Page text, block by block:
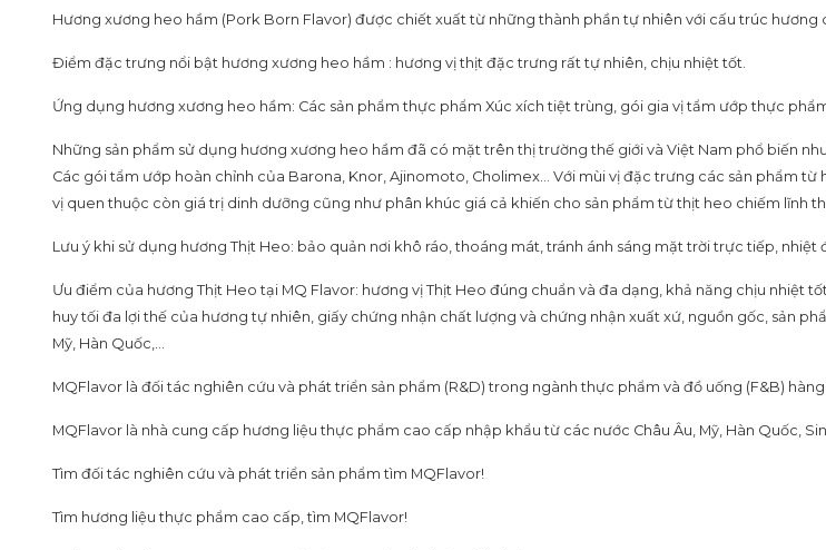
Hương xương heo hầm (Pork Born Flavor) được chiết xuất từ những thành phần tự nhiên với cấu trúc
Điểm đặc trưng nổi bật hương xương heo hầm : hương vị thịt đặc trưng rất tự nhiên, chịu nhiệt tốt.
Ứng dụng hương xương heo hầm: Các sản phẩm thực phẩm Xúc xích tiệt trùng, gói gia vị tẩm ướp thực
Những sản phẩm sử dụng hương xương heo hầm đã có mặt trên thị trường thế giới và Việt Nam phổ biến
Các gói tẩm ướp hoàn chỉnh của Barona, Knor, Ajinomoto, Cholimex… Với mùi vị đặc trưng các sản phẩm
vị quen thuộc còn giá trị dinh dưỡng cũng như phân khúc giá cả khiến cho sản phẩm từ thịt heo chiếm lĩnh
Lưu ý khi sử dụng hương Thịt Heo: bảo quản nơi khô ráo, thoáng mát, tránh ánh sáng mặt trời trực tiếp, nhiệt
Ưu điểm của hương Thịt Heo tại MQ Flavor: hương vị Thịt Heo đúng chuẩn và đa dạng, khả năng chịu
huy tối đa lợi thế của hương tự nhiên, giấy chứng nhận chất lượng và chứng nhận xuất xứ, nguồn gốc, sản
Mỹ, Hàn Quốc,…
MQFlavor là đối tác nghiên cứu và phát triển sản phẩm (R&D) trong ngành thực phẩm và đồ uống (F&B)
MQFlavor là nhà cung cấp hương liệu thực phẩm cao cấp nhập khẩu từ các nước Châu Âu, Mỹ, Hàn Quốc,
Tìm đối tác nghiên cứu và phát triển sản phẩm tìm MQFlavor!
Tìm hương liệu thực phẩm cao cấp, tìm MQFlavor!